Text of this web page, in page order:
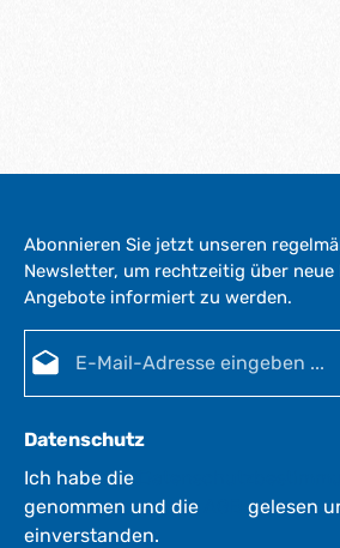
Abonnieren Sie jetzt unseren
Newsletter, um rechtzeitig über
Angebote informiert zu werden.
Datenschutz
Ich habe die
genommen und die
gelesen
einverstanden.